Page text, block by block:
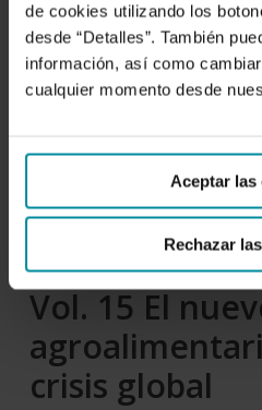
de cookies utilizando los
desde “Detalles”. También
información, así como
cualquier momento desde
Aceptar las
Rechazar
Descargar
Vol. 15 El
crisis global